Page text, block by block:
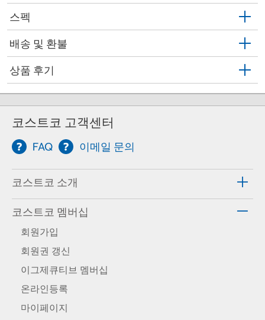
스펙
배송 및 환불
상품 후기
코스트코 고객센터
FAQ 이메일 문의
코스트코 소개
코스트코 멤버십
회원가입
회원권 갱신
이그제큐티브 멤버십
온라인등록
마이페이지